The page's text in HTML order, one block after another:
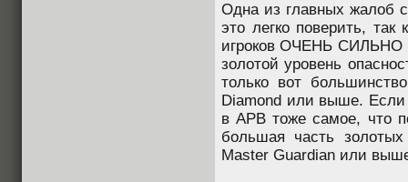
Одна из главных жалоб
это легко поверить,
игроков ОЧЕНЬ СИЛЬНО
золотой уровень
только вот
Diamond или выше. Если
в APB тоже самое, что
большая часть
Master Guardian или